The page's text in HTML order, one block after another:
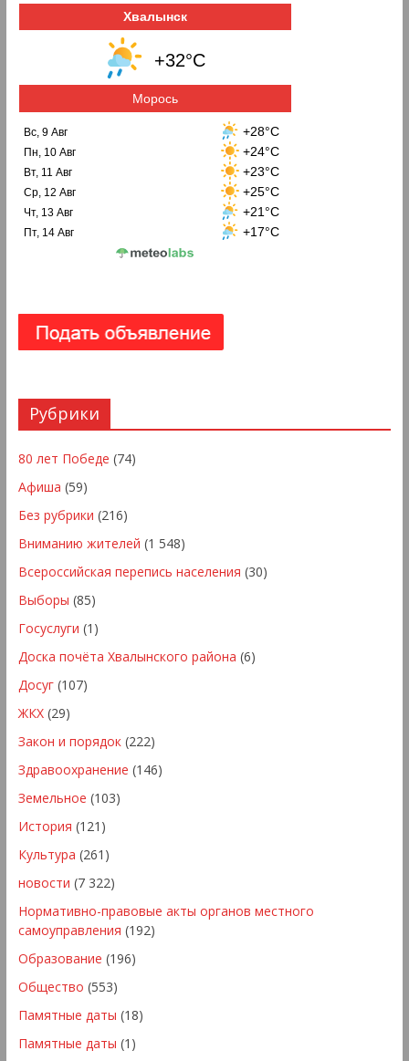
Хвалынск
+32°C
Морось
Вс, 9 Авг +28°C
Пн, 10 Авг +24°C
Вт, 11 Авг +23°C
Ср, 12 Авг +25°C
Чт, 13 Авг +21°C
Пт, 14 Авг +17°C
Рубрики
80 лет Победе (74)
Афиша (59)
Без рубрики (216)
Вниманию жителей (1 548)
Всероссийская перепись населения (30)
Выборы (85)
Госуслуги (1)
Доска почёта Хвалынского района (6)
Досуг(107)
ЖКХ(29)
Закон и порядок(222)
Здравоохранение (146)
Земельное (103)
История (121)
Культура (261)
новости (7 322)
Нормативно-правовые акты органов местного
самоуправления (192)
Образование (196)
Общество (553)
Памятные даты (18)
Памятные даты (1)